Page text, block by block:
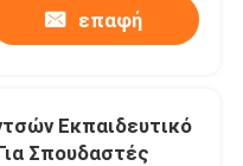
επαφή
Εκπαιδευτικό
Σπουδαστές